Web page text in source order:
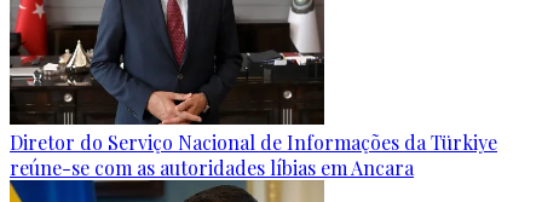
Diretor do Serviço Nacional de Informações da Türkiye
reúne-se com as autoridades líbias em Ancara